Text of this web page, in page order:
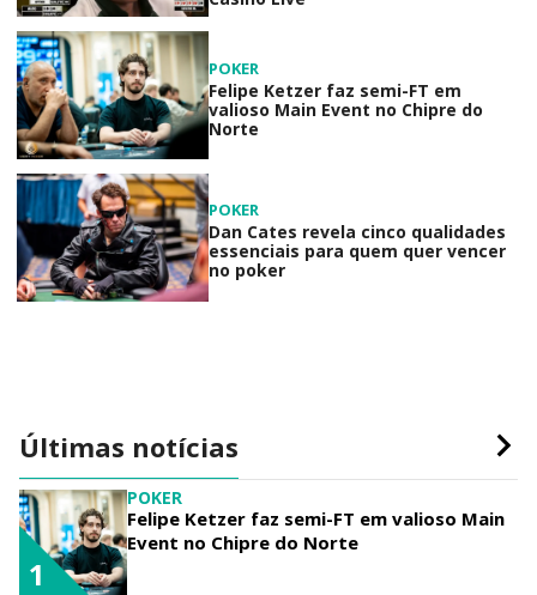
POKER
Felipe Ketzer faz semi-FT em
valioso Main Event no Chipre do
Norte
POKER
Dan Cates revela cinco qualidades
essenciais para quem quer vencer
no poker
Últimas notícias
POKER
Felipe Ketzer faz semi-FT em valioso Main
Event no Chipre do Norte
1